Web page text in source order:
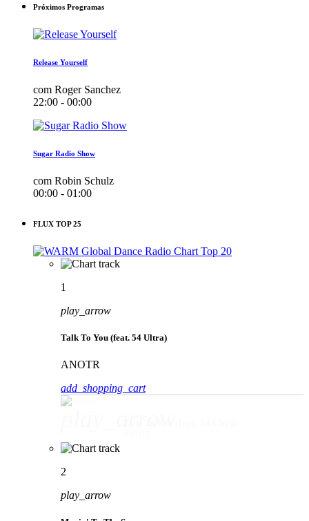
Próximos Programas
Release Yourself
com Roger Sanchez
22:00 - 00:00
Sugar Radio Show
com Robin Schulz
00:00 - 01:00
FLUX TOP 25
1
play_arrow
Talk To You (feat. 54 Ultra)
ANOTR
add_shopping_cart
2
play_arrow